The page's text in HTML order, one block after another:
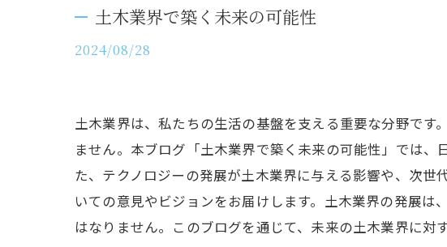
土木業界で築く未来の可能性
2024/08/28
土木業界は、私たちの生活の基盤を支える重要な分野で
ません。本ブログ「土木業界で築く未来の可能性」では
た、テクノロジーの発展が土木業界に与える影響や、次
いての意見やビジョンをお届けします。土木業界の発展
はなりません。このブログを通じて、未来の土木業界に対